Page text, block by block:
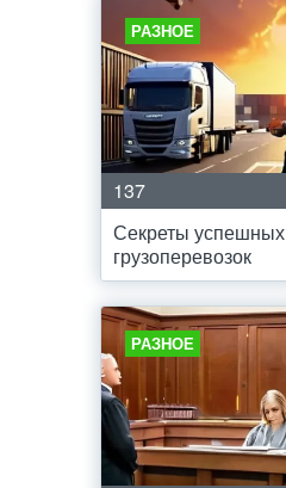
РАЗНОЕ
137
Секреты успешных
грузоперевозок
РАЗНОЕ